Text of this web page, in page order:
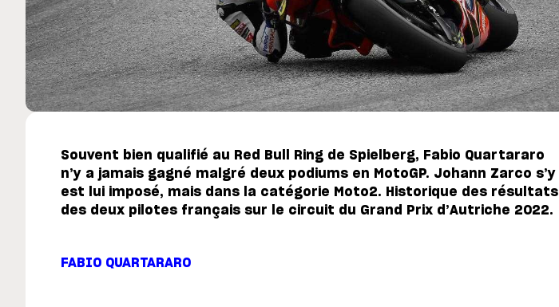
Souvent bien qualifié au Red Bull Ring de Spielberg, Fabio Quartararo
n’y a jamais gagné malgré deux podiums en MotoGP. Johann Zarco s’y
est lui imposé, mais dans la catégorie Moto2. Historique des résultats
des deux pilotes français sur le circuit du Grand Prix d’Autriche 2022.
FABIO QUARTARARO